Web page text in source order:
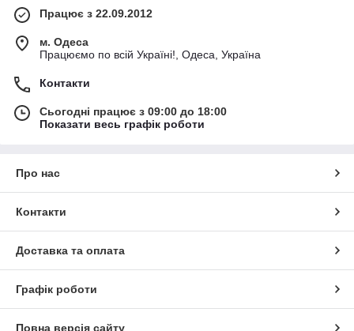
Працює з 22.09.2012
м. Одеса
Працюємо по всій Україні!, Одеса, Україна
Контакти
Сьогодні працює з 09:00 до 18:00
Показати весь графік роботи
Про нас
Контакти
Доставка та оплата
Графік роботи
Повна версія сайту